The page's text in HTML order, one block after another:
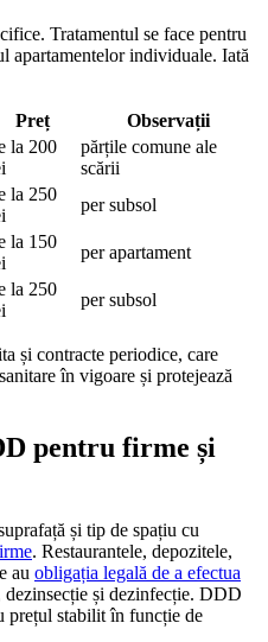
Tratamentul se face pentru
apartamentelor individuale. Iată
Preț
Observații
la 200
părțile comune ale
scării
la 250
per subsol
la 150
per apartament
la 250
per subsol
și contracte periodice, care
în vigoare și protejează
pentru firme și
și tip de spațiu cu
. Restaurantele, depozitele,
au obligația legală de a efectua
dezinsecție și dezinfecție. DDD
prețul stabilit în funcție de